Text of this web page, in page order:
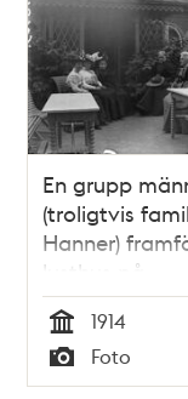
En grupp
(troligtvis
Hanner)
lusthus på
Bondegatan 8
(nuvarande
Bondegatan
Tid
1914
Typ
Foto